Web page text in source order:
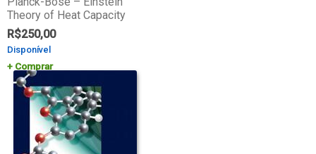
Theory of Heat Capacity
R$250,00
Disponível
Comprar